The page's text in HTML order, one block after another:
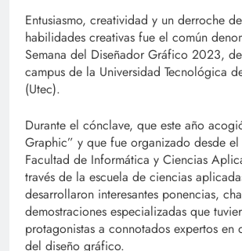
Entusiasmo, creatividad y un derroche
habilidades creativas fue el común
Semana del Diseñador Gráfico 2023,
campus de la Universidad Tecnológica
(Utec).
Durante el cónclave, que este año
Graphic” y que fue organizado desde
Facultad de Informática y Ciencias
través de la escuela de ciencias
desarrollaron interesantes ponencias,
demostraciones especializadas que
protagonistas a connotados expertos en
del diseño gráfico.